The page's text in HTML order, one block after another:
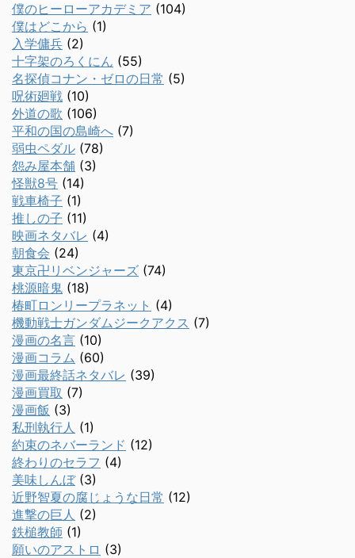
僕のヒーローアカデミア (104)
僕はどこから (1)
入学傭兵 (2)
十字架のろくにん (55)
名探偵コナン・ゼロの日常 (5)
呪術廻戦 (10)
外道の歌 (106)
平和の国の島崎へ (7)
弱虫ペダル (78)
怨み屋本舗 (3)
怪獣8号 (14)
戦車椅子 (1)
推しの子 (11)
映画ネタバレ (4)
朝食会 (24)
東京卍リベンジャーズ (74)
桃源暗鬼 (18)
椿町ロンリープラネット (4)
機動戦士ガンダムジークアクス (7)
漫画の名言 (10)
漫画コラム (60)
漫画最終話ネタバレ (39)
漫画買取 (7)
漫画飯 (3)
私刑執行人 (1)
約束のネバーランド (12)
終わりのセラフ (4)
美味しんぼ(3)
近野智夏の腐じょうな日常 (12)
進撃の巨人 (2)
鉄槌教師 (1)
願いのアストロ (3)